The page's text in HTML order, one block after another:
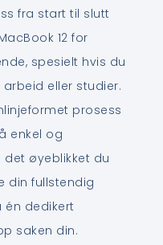
fra start til slutt
12 for
spesielt hvis du
eller studier.
prosess
enkel og
det øyeblikket du
din fullstendig
én dedikert
saken din.